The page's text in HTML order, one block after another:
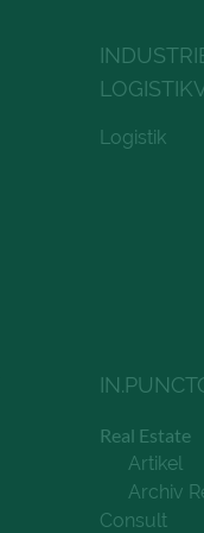
Logistik
Real Estate
Artikel
Archiv
Consult